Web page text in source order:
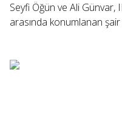
Seyfi Öğün ve Ali Günvar,
arasında konumlanan şair